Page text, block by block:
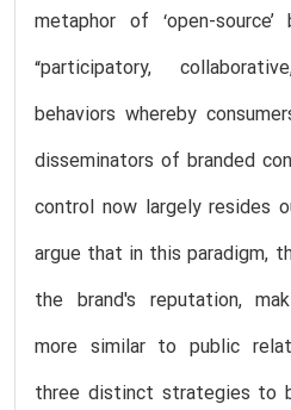
metaphor of ‘open-
“participatory,
behaviors whereby
disseminators of branded
control now largely resides
argue that in this paradigm,
the brand's reputation,
more similar to public
three distinct strategies to